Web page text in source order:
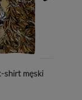
shirt męski